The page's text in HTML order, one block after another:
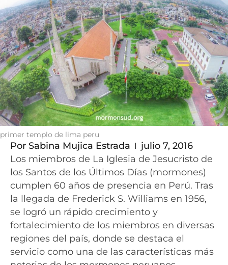
primer templo de lima peru
Por Sabina Mujica Estrada
julio 7, 2016
Los miembros de La Iglesia de Jesucristo de
los Santos de los Últimos Días (mormones)
cumplen 60 años de presencia en Perú. Tras
la llegada de Frederick S. Williams en 1956,
se logró un rápido crecimiento y
fortalecimiento de los miembros en diversas
regiones del país, donde se destaca el
servicio como una de las características más